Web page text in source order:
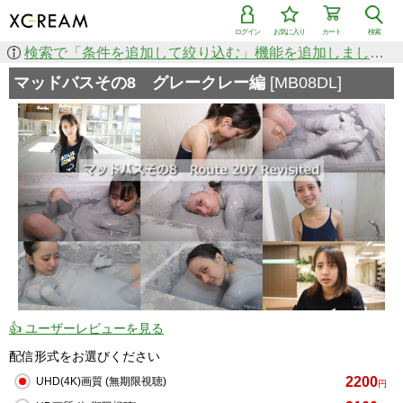
検索
カート
お気に入り
ログイン
検索で「条件を追加して絞り込む」機能を追加しました！
マッドバスその8 グレークレー編 [MB08DL]
👍 ユーザーレビューを見る
配信形式をお選びください
UHD(4K)画質 (無期限視聴) 2200円